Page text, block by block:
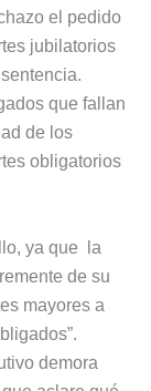
el pedido
jubilatorios
que fallan
de los
obligatorios
ya que la
de su
mayores a
demora